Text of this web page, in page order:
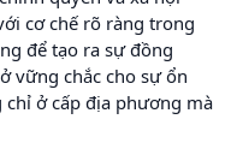
cơ chế rõ ràng trong
để tạo ra sự đồng
vững chắc cho sự ổn
ở cấp địa phương mà